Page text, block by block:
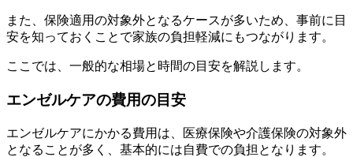
また、保険適用の対象外となるケースが多いため、事前に目
安を知っておくことで家族の負担軽減にもつながります。
ここでは、一般的な相場と時間の目安を解説します。
エンゼルケアの費用の目安
エンゼルケアにかかる費用は、医療保険や介護保険の対象外
となることが多く、基本的には自費での負担となります。